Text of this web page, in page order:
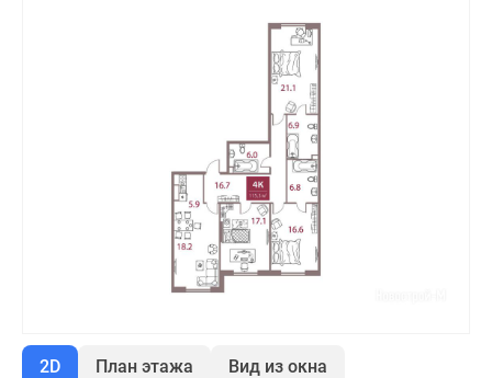
2D План этажа Вид из окна